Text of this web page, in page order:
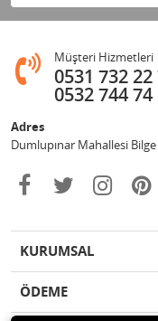
Müşteri Hizmetleri
0531 732 22
0532 744 74
Adres
Dumlupınar Mahallesi
KURUMSAL
ÖDEME